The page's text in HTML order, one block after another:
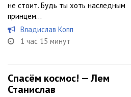
не стоит. Будь ты хоть наследным
принцем...
Владислав Копп
1 час 15 минут
Спасём космос! — Лем
Станислав